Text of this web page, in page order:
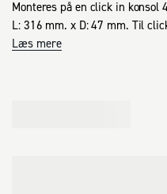
Monteres på en click in konsol
L: 316 mm. x D: 47 mm. Til
Læs mere